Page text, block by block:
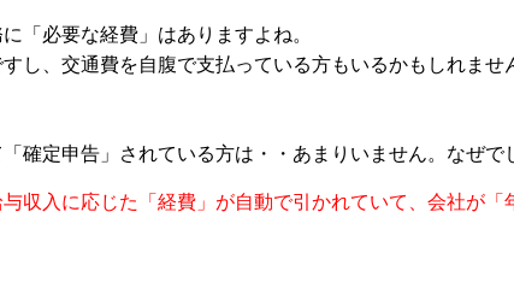
「必要な経費」はありますよね。
し、交通費を自腹で支払っている方もいるかもしれませ
確定申告」されている方は・・あまりいません。なぜで
与収入に応じた「経費」が自動で引かれていて、会社が「